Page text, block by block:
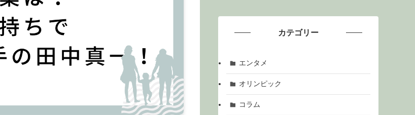
カテゴリー
エンタメ
オリンピック
コラム